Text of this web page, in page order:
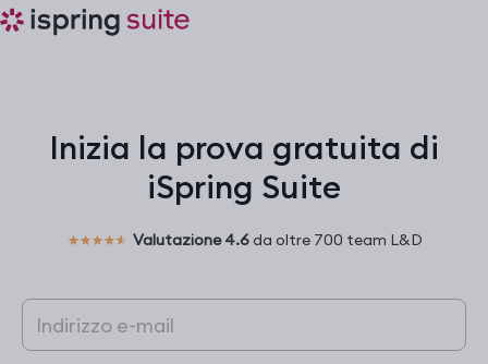
Inizia la prova gratuita di
iSpring Suite
Valutazione 4.6da oltre 700 team L&D